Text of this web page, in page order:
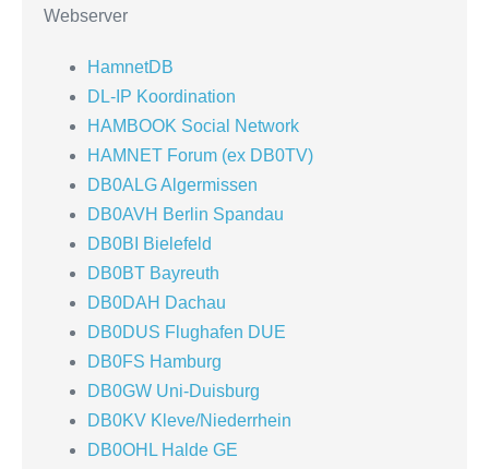
Webserver
HamnetDB
DL-IP Koordination
HAMBOOK Social Network
HAMNET Forum (ex DB0TV)
DB0ALG Algermissen
DB0AVH Berlin Spandau
DB0BI Bielefeld
DB0BT Bayreuth
DB0DAH Dachau
DB0DUS Flughafen DUE
DB0FS Hamburg
DB0GW Uni-Duisburg
DB0KV Kleve/Niederrhein
DB0OHL Halde GE